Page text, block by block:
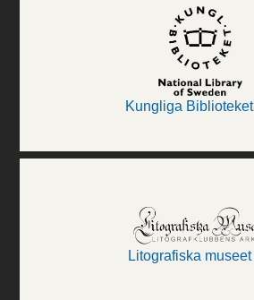
Kungliga Biblioteket
Litografiska museet